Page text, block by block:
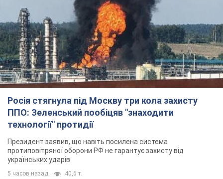
Росія стягнула під Москву три кола захисту
ППО: Зеленський пообіцяв "знаходити
технології" протидії
Президент заявив, що навіть посилена система
протиповітряної оборони РФ не гарантує захисту від
українських ударів
5 часов назад 40,6 т.